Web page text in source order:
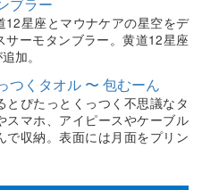
ブラー
12星座とマウナケアの星空をデ
サーモタンブラー。黄道12星座
加。
つくタオル 〜 包むーん
とぴたっとくっつく不思議なタ
スマホ、アイピースやケーブル
で収納。表面には月面をプリン